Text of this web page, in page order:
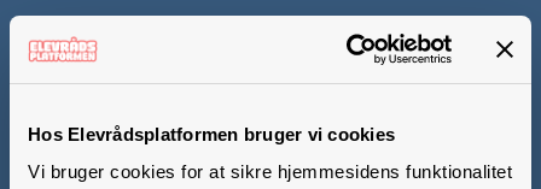
Hos Elevrådsplatformen bruger vi cookies
Vi bruger cookies for at sikre hjemmesidens funktionalitet
Sjørslev